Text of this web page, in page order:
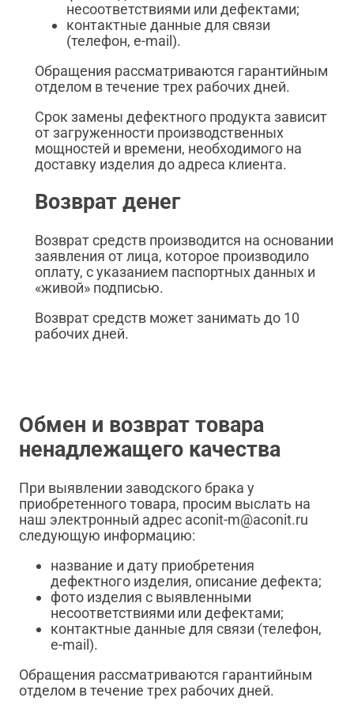
несоответствиями или дефектами;
контактные данные для связи
(телефон, e-mail).
Обращения рассматриваются гарантийным
отделом в течение трех рабочих дней.
Срок замены дефектного продукта зависит
от загруженности производственных
мощностей и времени, необходимого на
доставку изделия до адреса клиента.
Возврат денег
Возврат средств производится на основании
заявления от лица, которое производило
оплату, с указанием паспортных данных и
«живой» подписью.
Возврат средств может занимать до 10
рабочих дней.
Обмен и возврат товара
ненадлежащего качества
При выявлении заводского брака у
приобретенного товара, просим выслать на
наш электронный адрес aconit-m@aconit.ru
следующую информацию:
название и дату приобретения
дефектного изделия, описание дефекта;
фото изделия с выявленными
несоответствиями или дефектами;
контактные данные для связи (телефон,
e-mail).
Обращения рассматриваются гарантийным
отделом в течение трех рабочих дней.